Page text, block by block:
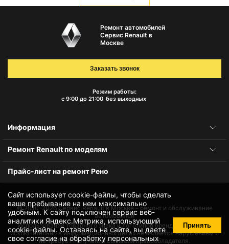
Сайт использует cookie-файлы, чтобы сделать
ваше пребывание на нем максимально
удобным. К cайту подключен сервис веб-
аналитики Яндекс.Метрика, использующий
cookie-файлы. Оставаясь на сайте, вы даете
своесогласие на обработку персональных
Принять
Ремонт автомобилей
Сервис Renault в
Москве
Режим работы:
с 9:00 до 21:00 без выходных
Заказать звонок
Информация
Ремонт Renault по моделям
Прайс-лист на ремонт Рено
© 2010-2026Сервис Renault в Москве – ремонт и обслуживание
автомобилей
Использование товарного знака и логотипов бренда происходит
исключительно в информационных целях не является нарушением и
не требует получения согласия правообладателя.